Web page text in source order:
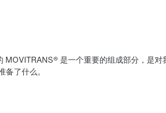
是一个重要的组成部分，是
了什么。